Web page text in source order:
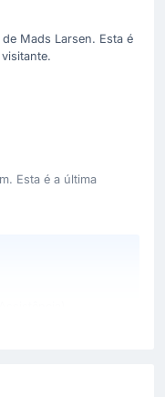
Mads Larsen. Esta é
Esta é a última
Jens Martin